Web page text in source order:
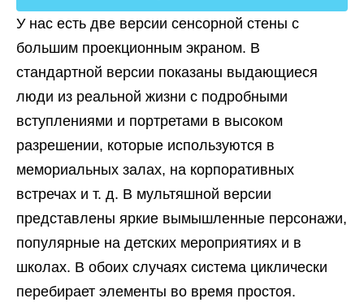
У нас есть две версии сенсорной стены с
большим проекционным экраном. В
стандартной версии показаны выдающиеся
люди из реальной жизни с подробными
вступлениями и портретами в высоком
разрешении, которые используются в
мемориальных залах, на корпоративных
встречах и т. д. В мультяшной версии
представлены яркие вымышленные персонажи,
популярные на детских мероприятиях и в
школах. В обоих случаях система циклически
перебирает элементы во время простоя.